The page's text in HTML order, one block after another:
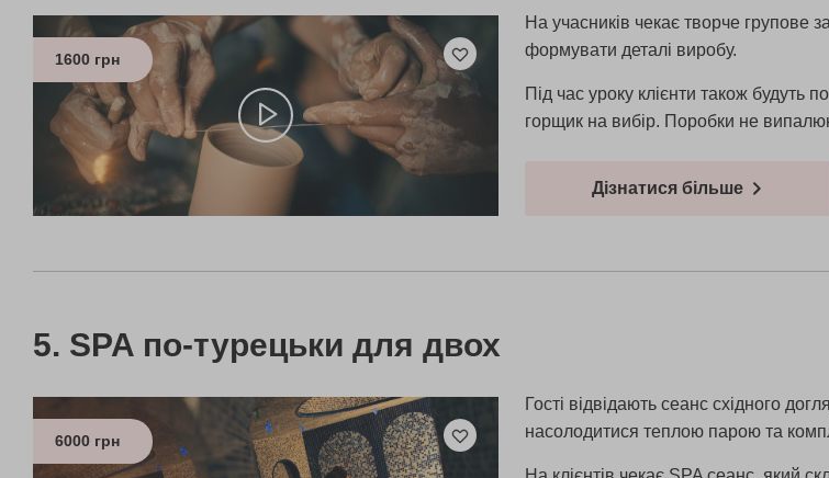
1600 грн
На учасників чекає творче групове
формувати деталі виробу.
Під час уроку клієнти також будуть
горщик на вибір. Поробки не
Дізнатися більше
SPA по-турецьки для двох
6000 грн
Гості відвідають сеанс східного
насолодитися теплою парою та